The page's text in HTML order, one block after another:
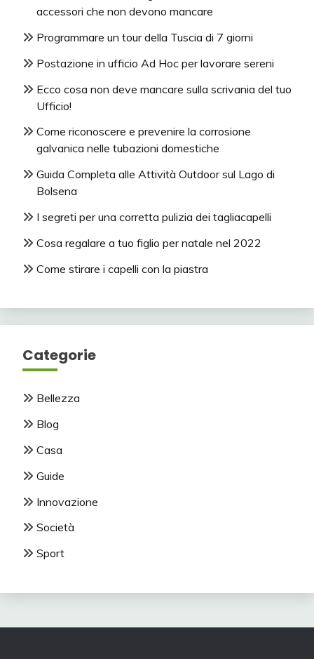
accessori che non devono mancare
Programmare un tour della Tuscia di 7 giorni
Postazione in ufficio Ad Hoc per lavorare sereni
Ecco cosa non deve mancare sulla scrivania del tuo
Ufficio!
Come riconoscere e prevenire la corrosione
galvanica nelle tubazioni domestiche
Guida Completa alle Attività Outdoor sul Lago di
Bolsena
I segreti per una corretta pulizia dei tagliacapelli
Cosa regalare a tuo figlio per natale nel 2022
Come stirare i capelli con la piastra
Categorie
Bellezza
Blog
Casa
Guide
Innovazione
Società
Sport